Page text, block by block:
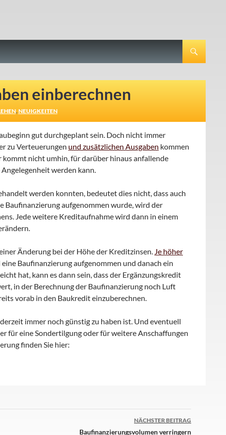
einberechnen
,NEUIGKEITEN
gut durchgeplant sein. Doch nicht immer
zu Verteuerungen und zusätzlichen Ausgaben kommen
nicht umhin, für darüber hinaus anfallende
werden kann.
werden konnten, bedeutet dies nicht, dass auch
Baufinanzierung aufgenommen wurde, wird der
Jede weitere Kreditaufnahme wird dann in einem
Änderung bei der Höhe der Kreditzinsen. Je höher
Baufinanzierung aufgenommen und danach ein
hat, kann es dann sein, dass der Ergänzungskredit
in der Berechnung der Baufinanzierung noch Luft
vorab in den Baukredit einzuberechnen.
immer noch günstig zu haben ist. Und eventuell
für eine Sondertilgung oder für weitere Anschaffungen
finden Sie hier:
NÄCHSTER BEITRAG
Baufinanzierungsvolumen verringern